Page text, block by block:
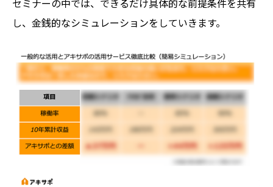
セミナーの中では、できるだけ具体的な前提条件を共有
し、金銭的なシミュレーションをしていきます。